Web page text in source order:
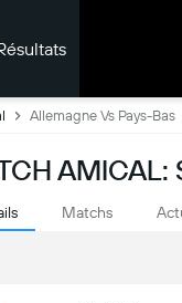
Allemagne Vs Pays-Bas
AMICAL:
Matchs